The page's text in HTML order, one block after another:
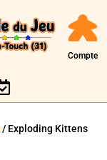
Compte
/ Exploding Kittens